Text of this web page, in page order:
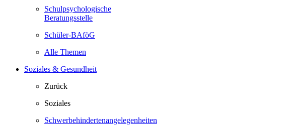
Schulpsychologische
Beratungsstelle
Schüler-BAföG
Alle Themen
Soziales & Gesundheit
Zurück
Soziales
Schwerbehindertenangelegenheiten